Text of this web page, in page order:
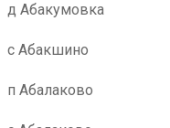
д Абакумовка
с Абакшино
п Абалаково